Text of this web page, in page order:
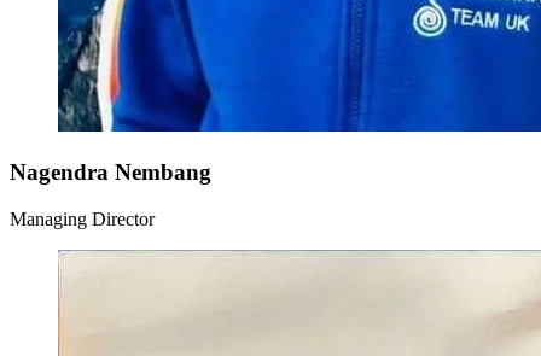
Nagendra Nembang
Managing Director